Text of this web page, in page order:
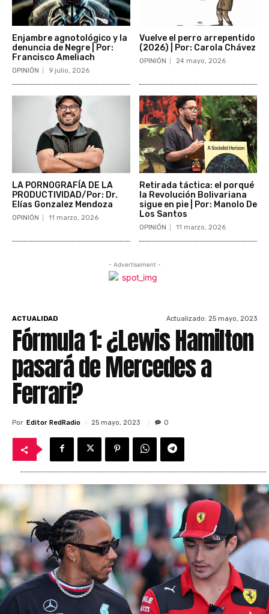
Enjambre agnotológico y la
denuncia de Negre | Por:
Francisco Ameliach
OPINIÓN 9 julio, 2026
Vuelve el perro arrepentido
(2026) | Por: Carola Chávez
OPINIÓN 24 mayo, 2026
LA PORNOGRAFÍA DE LA
PRODUCTIVIDAD/Por: Dr.
Elías Gonzalez Mendoza
OPINIÓN 11 marzo, 2026
Retirada táctica: el porqué
la Revolución Bolivariana
sigue en pie | Por: Manolo De
Los Santos
OPINIÓN 11 marzo, 2026
- Advertisement -